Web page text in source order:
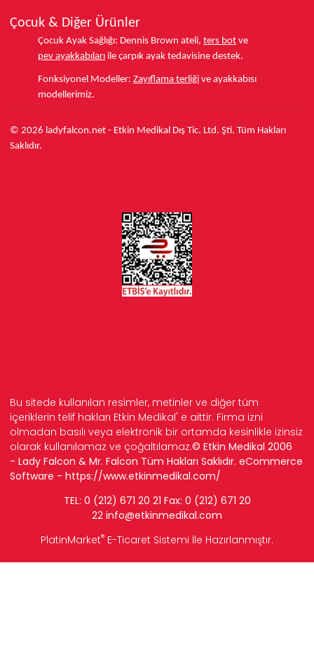
Çocuk & Diğer Ürünler
Çocuk Ayak Sağlığı: Dennis Brown ateli, ters bot ve
pev ayakkabıları ile çarpık ayak tedavisine destek.
Fonksiyonel Modeller: Zayıflama terliği ve ayakkabısı
modellerimiz.
© 2026 ladyfalcon.net - Etkin Medikal Dış Tic. Ltd. Şti. Tüm Hakları
Saklıdır.
Bu sitede kullanılan resimler, metinler ve diğer tüm
içeriklerin telif hakları Etkin Medikal' e aittir. Firma izni
olmadan basılı veya elektronik bir ortamda kesinlikle izinsiz
olarak kullanılamaz ve çoğaltılamaz.© Etkin Medikal 2006
- Lady Falcon & Mr. Falcon Tüm Hakları Saklıdır. eCommerce
Software - https://www.etkinmedikal.com/
TEL: 0 (212) 671 20 21 Fax: 0 (212) 671 20
22 info@etkinmedikal.com
PlatinMarket® E-Ticaret Sistemi İle Hazırlanmıştır.